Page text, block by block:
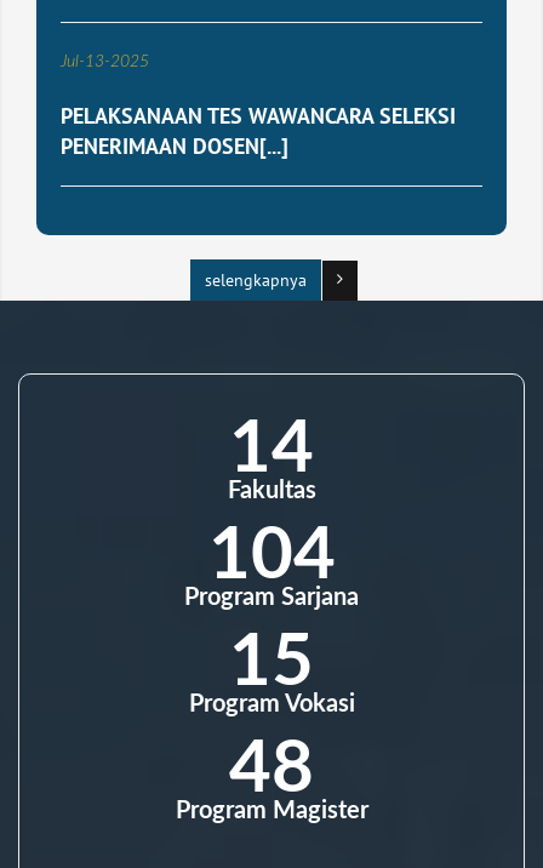
Jul-13-2025
PELAKSANAAN TES WAWANCARA SELEKSI
PENERIMAAN DOSEN[...]
selengkapnya
14
Fakultas
104
Program Sarjana
15
Program Vokasi
48
Program Magister